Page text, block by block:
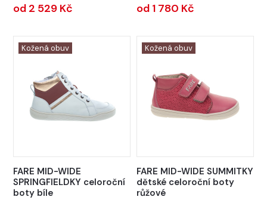
od 2 529 Kč od 1 780 Kč
Kožená obuv
FARE MID-WIDE
SPRINGFIELDKY celoroční
boty bíle
Kožená obuv
FARE MID-WIDE SUMMITKY
dětské celoroční boty
růžové